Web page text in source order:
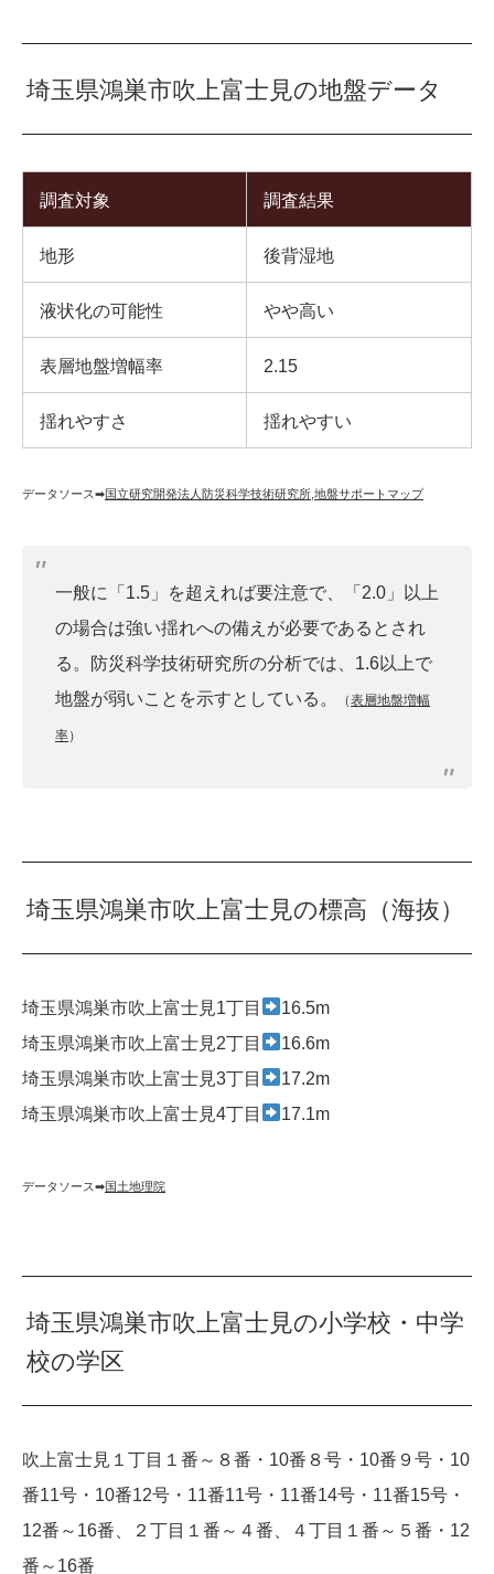
埼玉県鴻巣市吹上富士見の地盤データ
調査対象 調査結果
地形 後背湿地
液状化の可能性 やや高い
表層地盤増幅率 2.15
揺れやすさ 揺れやすい
データソース➡︎国立研究開発法人防災科学技術研究所 地盤サポートマップ
一般に「1.5」を超えれば要注意で、「2.0」以上
の場合は強い揺れへの備えが必要であるとされ
る。防災科学技術研究所の分析では、1.6以上で
地盤が弱いことを示すとしている。
（表層地盤増幅
率）
埼玉県鴻巣市吹上富士見の標高（海抜）
埼玉県鴻巣市吹上富士見1丁目
16.5m
埼玉県鴻巣市吹上富士見2丁目
16.6m
埼玉県鴻巣市吹上富士見3丁目
17.2m
埼玉県鴻巣市吹上富士見4丁目
17.1m
データソース➡︎国土地理院
埼玉県鴻巣市吹上富士見の小学校・中学
校の学区
吹上富士見１丁目１番～８番・10番８号・10番９号・10
番11号・10番12号・11番11号・11番14号・11番15号・
12番～16番、２丁目１番～４番、４丁目１番～５番・12
番～16番